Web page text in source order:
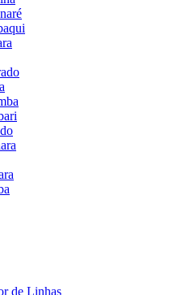
de Linhas